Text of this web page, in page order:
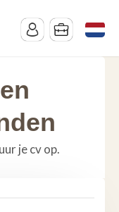
je cv op.